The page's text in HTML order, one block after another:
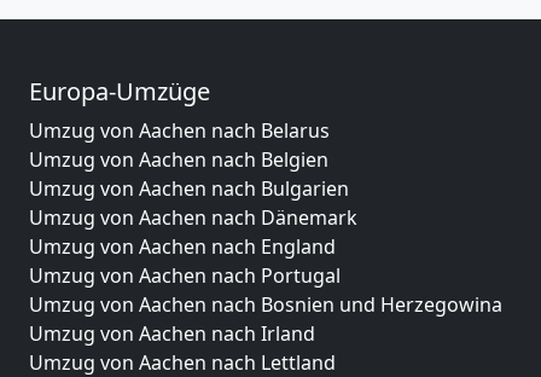
Europa-Umzüge
Umzug von Aachen nach Belarus
Umzug von Aachen nach Belgien
Umzug von Aachen nach Bulgarien
Umzug von Aachen nach Dänemark
Umzug von Aachen nach England
Umzug von Aachen nach Portugal
Umzug von Aachen nach Bosnien und Herzegowina
Umzug von Aachen nach Irland
Umzug von Aachen nach Lettland